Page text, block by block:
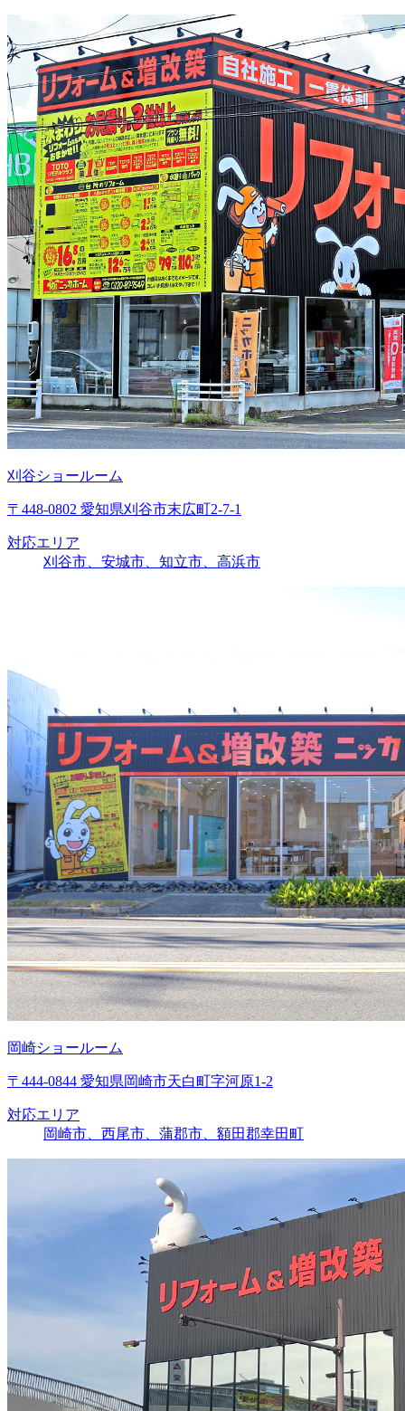
刈谷ショールーム
〒448-0802 愛知県刈谷市末広町2-7-1
対応エリア
刈谷市、安城市、知立市、高浜市
岡崎ショールーム
〒444-0844 愛知県岡崎市天白町字河原1-2
対応エリア
岡崎市、西尾市、蒲郡市、額田郡幸田町